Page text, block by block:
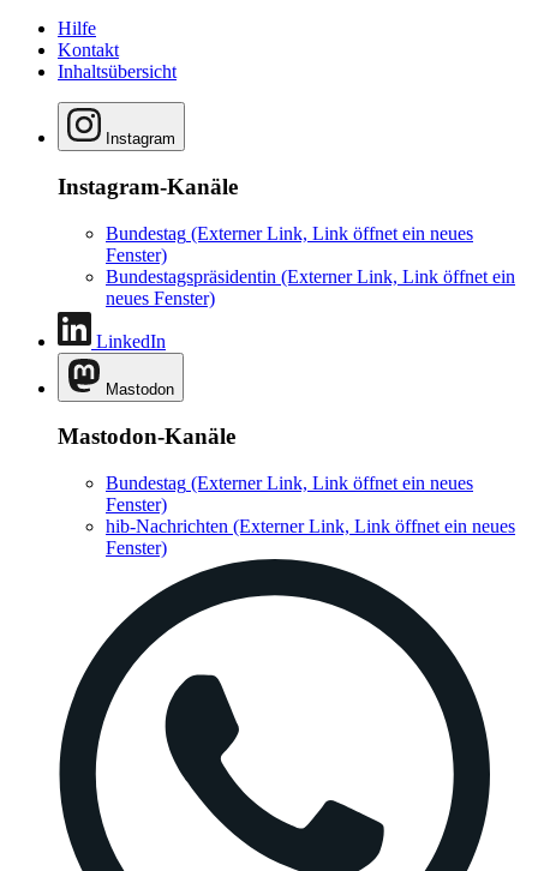
Hilfe
Kontakt
Inhaltsübersicht
Instagram
Instagram-Kanäle
Bundestag (Externer Link, Link öffnet ein neues
Fenster)
Bundestagspräsidentin (Externer Link, Link öffnet ein
neues Fenster)
LinkedIn
Mastodon
Mastodon-Kanäle
Bundestag (Externer Link, Link öffnet ein neues
Fenster)
hib-Nachrichten (Externer Link, Link öffnet ein neues
Fenster)